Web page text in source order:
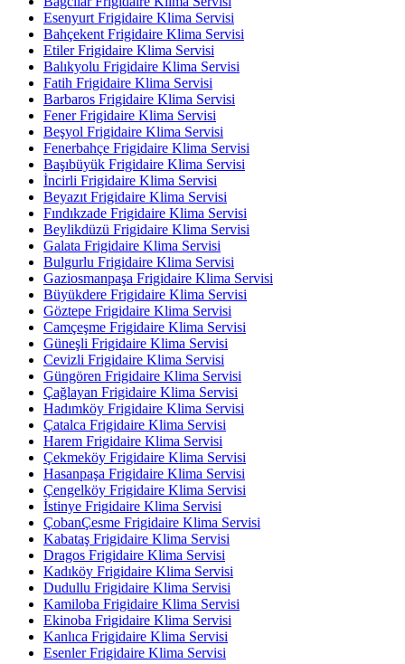
Esenyurt Frigidaire Klima Servisi
Bahçekent Frigidaire Klima Servisi
Etiler Frigidaire Klima Servisi
Balıkyolu Frigidaire Klima Servisi
Fatih Frigidaire Klima Servisi
Barbaros Frigidaire Klima Servisi
Fener Frigidaire Klima Servisi
Beşyol Frigidaire Klima Servisi
Fenerbahçe Frigidaire Klima Servisi
Başıbüyük Frigidaire Klima Servisi
İncirli Frigidaire Klima Servisi
Beyazıt Frigidaire Klima Servisi
Fındıkzade Frigidaire Klima Servisi
Beylikdüzü Frigidaire Klima Servisi
Galata Frigidaire Klima Servisi
Bulgurlu Frigidaire Klima Servisi
Gaziosmanpaşa Frigidaire Klima Servisi
Büyükdere Frigidaire Klima Servisi
Göztepe Frigidaire Klima Servisi
Camçeşme Frigidaire Klima Servisi
Güneşli Frigidaire Klima Servisi
Cevizli Frigidaire Klima Servisi
Güngören Frigidaire Klima Servisi
Çağlayan Frigidaire Klima Servisi
Hadımköy Frigidaire Klima Servisi
Çatalca Frigidaire Klima Servisi
Harem Frigidaire Klima Servisi
Çekmeköy Frigidaire Klima Servisi
Hasanpaşa Frigidaire Klima Servisi
Çengelköy Frigidaire Klima Servisi
İstinye Frigidaire Klima Servisi
ÇobanÇesme Frigidaire Klima Servisi
Kabataş Frigidaire Klima Servisi
Dragos Frigidaire Klima Servisi
Kadıköy Frigidaire Klima Servisi
Dudullu Frigidaire Klima Servisi
Kamiloba Frigidaire Klima Servisi
Ekinoba Frigidaire Klima Servisi
Kanlıca Frigidaire Klima Servisi
Esenler Frigidaire Klima Servisi